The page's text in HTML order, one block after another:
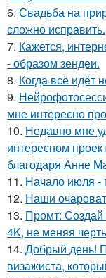
6. Свадьба на
сложно исправить.
7. Кажется,
- образом зендеи.
8. Когда всё идёт
9.
мне интересно
10. Недавно мне
интересном
благодаря Анне
11. Начало июля -
12. Наши
13. Промт: Создай
4K, не меняя
14. Добрый день!
визажиста,